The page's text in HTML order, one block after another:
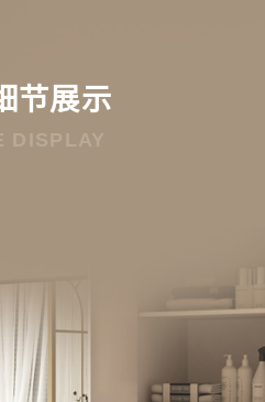
节展示
DISPLAY